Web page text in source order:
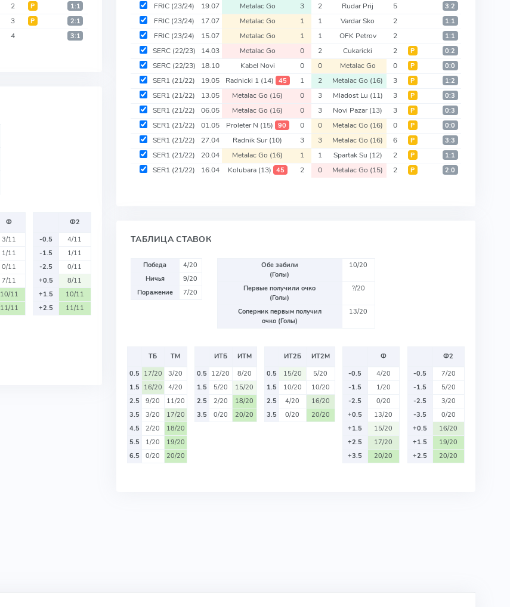
2 Р 1:1
3 Р 2:1
4 3:1
Ф
3/11
1/11
0/11
7/11
10/11
11/11
Ф2
-0.5
4/11
-1.5
1/11
-2.5
0/11
+0.5
8/11
+1.5
10/11
+2.5
11/11
FRIC (23/24) 19.07 Metalac Go 3 2 Rudar Prij 5 3:2
FRIC (23/24) 17.07 Metalac Go 1 1 Vardar Sko 2 1:1
FRIC (23/24) 15.07 Metalac Go 1 1 OFK Petrov 2 1:1
SERC (22/23) 14.03 Metalac Go 0 2 Cukaricki 2 Р 0:2
SERC (22/23) 18.10 Kabel Novi 0 0 Metalac Go 0 Р 0:0
SER1 (21/22) 19.05 Radnicki 1 (14) 45 1 2 Metalac Go (16) 3 Р 1:2
SER1 (21/22) 13.05 Metalac Go (16) 0 3 Mladost Lu (11) 3 Р 0:3
SER1 (21/22) 06.05 Metalac Go (16) 0 3 Novi Pazar(13) 3 Р 0:3
SER1 (21/22) 01.05 Proleter N (15) 90 0 0 Metalac Go (16) 0 Р 0:0
SER1 (21/22) 27.04 Radnik Sur(10) 3 3 Metalac Go (16) 6 Р 3:3
SER1 (21/22) 20.04 Metalac Go (16) 1 1 Spartak Su (12) 2 Р 1:1
SER1 (21/22) 16.04 Kolubara (13) 45 2 0 Metalac Go (15) 2 Р 2:0
ТАБЛИЦА СТАВОК
Победа
4/20
Ничья
9/20
Поражение
7/20
Обе забили
(Голы)
10/20
Первые получили очко
(Голы)
?/20
Соперник первым получил
очко (Голы)
13/20
ТБ
ТМ
0.5 17/20
3/20
1.5 16/20
4/20
2.5
9/20
11/20
3.5
3/20
17/20
4.5
2/20
18/20
5.5
1/20
19/20
6.5
0/20 20/20
ИТБ
ИТМ
0.5 12/20
8/20
1.5
5/20
15/20
2.5
2/20
18/20
3.5
0/20 20/20
ИТ2Б
ИТ2М
0.5
15/20
5/20
1.5
10/20
10/20
2.5
4/20
16/20
3.5
0/20 20/20
Ф
-0.5
4/20
-1.5
1/20
-2.5
0/20
+0.5
13/20
+1.5
15/20
+2.5
17/20
+3.5
20/20
Ф2
-0.5
7/20
-1.5
5/20
-2.5
3/20
-3.5
0/20
+0.5
16/20
+1.5
19/20
+2.5
20/20